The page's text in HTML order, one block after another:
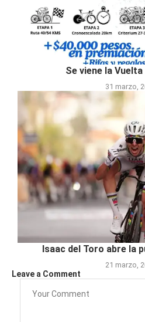
Se viene la
31 marzo,
Isaac del Toro abre la
21 marzo,
Leave a Comment